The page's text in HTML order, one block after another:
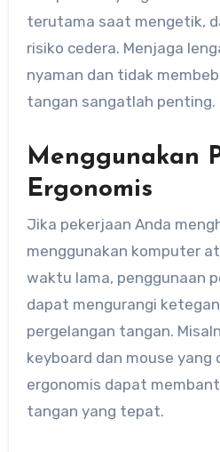
terutama saat mengetik,
risiko cedera. Menjaga
nyaman dan tidak
tangan sangatlah penting.
Menggunakan
Ergonomis
Jika pekerjaan Anda
menggunakan komputer
waktu lama, penggunaan
dapat mengurangi
pergelangan tangan.
keyboard dan mouse yang
ergonomis dapat
tangan yang tepat.